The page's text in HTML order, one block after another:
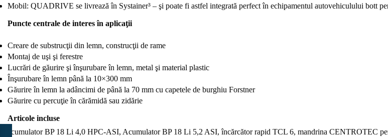
Mobil: QUADRIVE se livrează în Systainer³ – şi poate fi astfel integrată perfect în echipamentul autovehiculului bott
Puncte centrale de interes în aplicaţii
Creare de substrucţii din lemn, construcţii de rame
Montaj de uşi şi ferestre
Lucrări de găurire şi înşurubare în lemn, metal şi material plastic
Înşurubare în lemn până la 10×300 mm
Găurire în lemn la adâncimi de până la 70 mm cu capetele de burghiu Forstner
Găurire cu percuţie în cărămidă sau zidărie
Articole incluse
acumulator BP 18 Li 4,0 HPC-ASI, Acumulator BP 18 Li 5,2 ASI, încărcător rapid TCL 6, mandrina CENTROTEC